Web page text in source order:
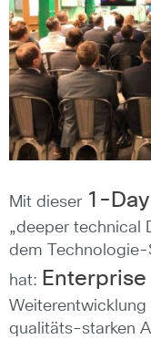
Mit dieser 1-
„deeper technical
dem
hat:
Weiterentwicklung
qualitäts-starken